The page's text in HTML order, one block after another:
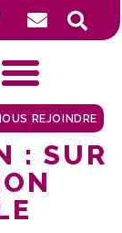
REJOINDRE
: SUR